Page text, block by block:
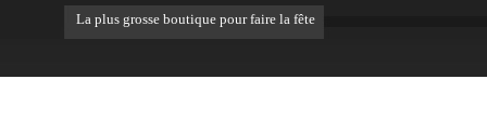
La plus grosse boutique pour faire la fête